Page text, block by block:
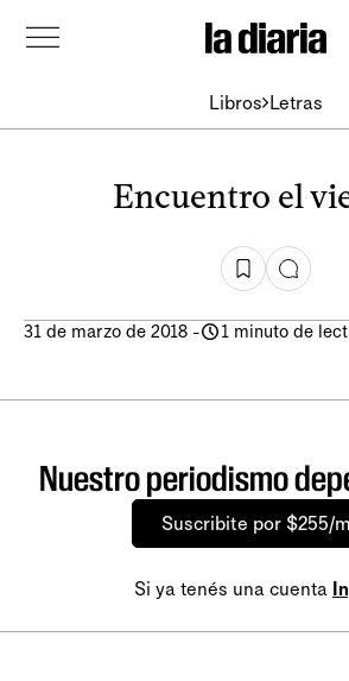
Libros Letras
Encuentro el
31 de marzo de 2018 - 1 minuto de
Nuestro periodismo
Suscribite por $255/
Si ya tenés una cuenta